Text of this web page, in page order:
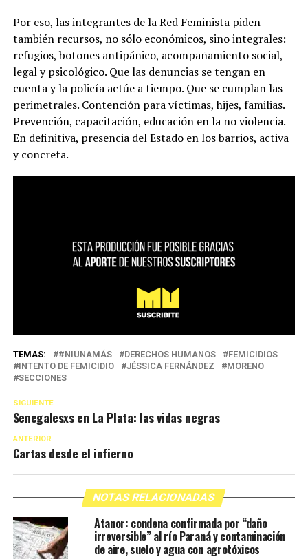
Por eso, las integrantes de la Red Feminista piden
también recursos, no sólo económicos, sino integrales:
refugios, botones antipánico, acompañamiento social,
legal y psicológico. Que las denuncias se tengan en
cuenta y la policía actúe a tiempo. Que se cumplan las
perimetrales. Contención para víctimas, hijes, familias.
Prevención, capacitación, educación en la no violencia.
En definitiva, presencia del Estado en los barrios, activa
y concreta.
TEMAS: #NIUNAMÁS DERECHOS HUMANOS
FEMICIDIOS
INTENTO DE FEMICIDIO
JÉSSICA FERNÁNDEZ
MORENO
SECCIONES
SIGUIENTE
Senegalesxs en La Plata: las vidas negras
ANTERIOR
Cartas desde el infierno
NOTAS RELACIONADAS
Atanor: condena confirmada por “daño
irreversible” al río Paraná y contaminación
de aire, suelo y agua con agrotóxicos